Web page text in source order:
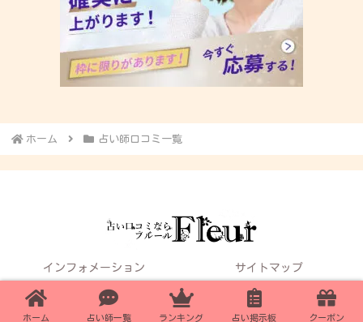
ホーム 占い師口コミ一覧
インフォメーション サイトマップ
お問い合わせ 姉妹サイト：占い口コミならLily
Fleur厳選!!電話占いおすすめサイト
ホーム 占い師一覧 ランキング 占い掲示板 クーポン